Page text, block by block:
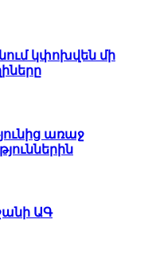
կփոխվեն մի
առաջ
ԱԳ